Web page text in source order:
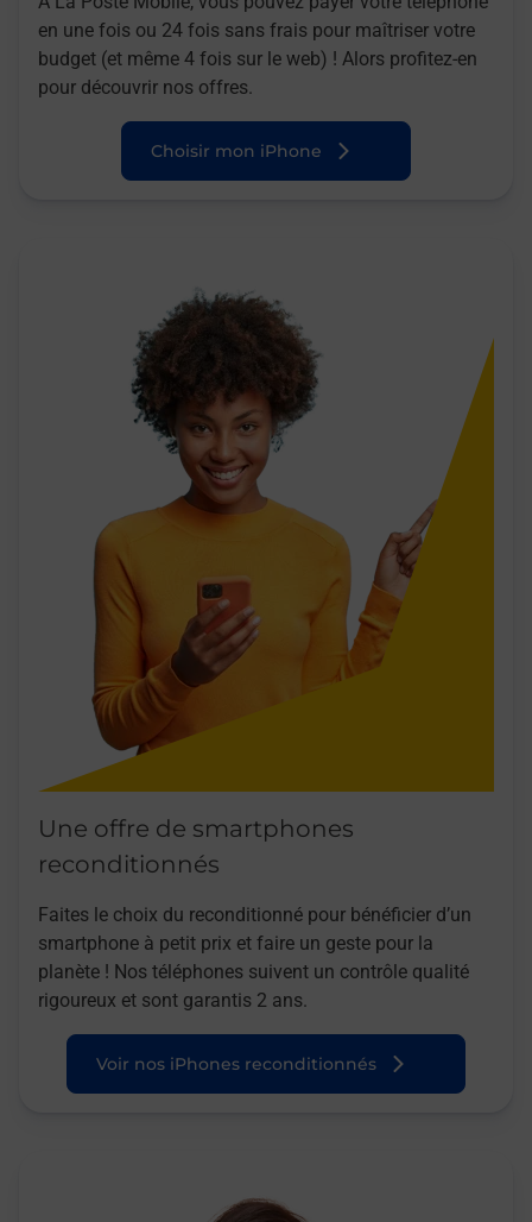
en une fois ou 24 fois sans frais pour maîtriser votre
budget (et même 4 fois sur le web) ! Alors profitez-en
pour découvrir nos offres.
Choisir mon iPhone
Une offre de smartphones
reconditionnés
Faites le choix du reconditionné pour bénéficier d’un
smartphone à petit prix et faire un geste pour la
planète ! Nos téléphones suivent un contrôle qualité
rigoureux et sont garantis 2 ans.
Voir nos iPhones reconditionnés